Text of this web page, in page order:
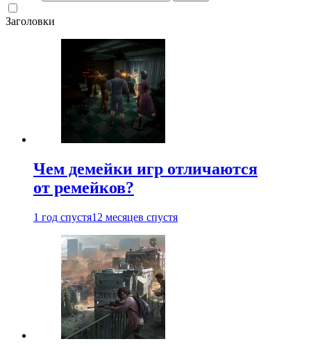
Заголовки
Чем демейки игр отличаются
от ремейков?
1 год спустя12 месяцев спустя